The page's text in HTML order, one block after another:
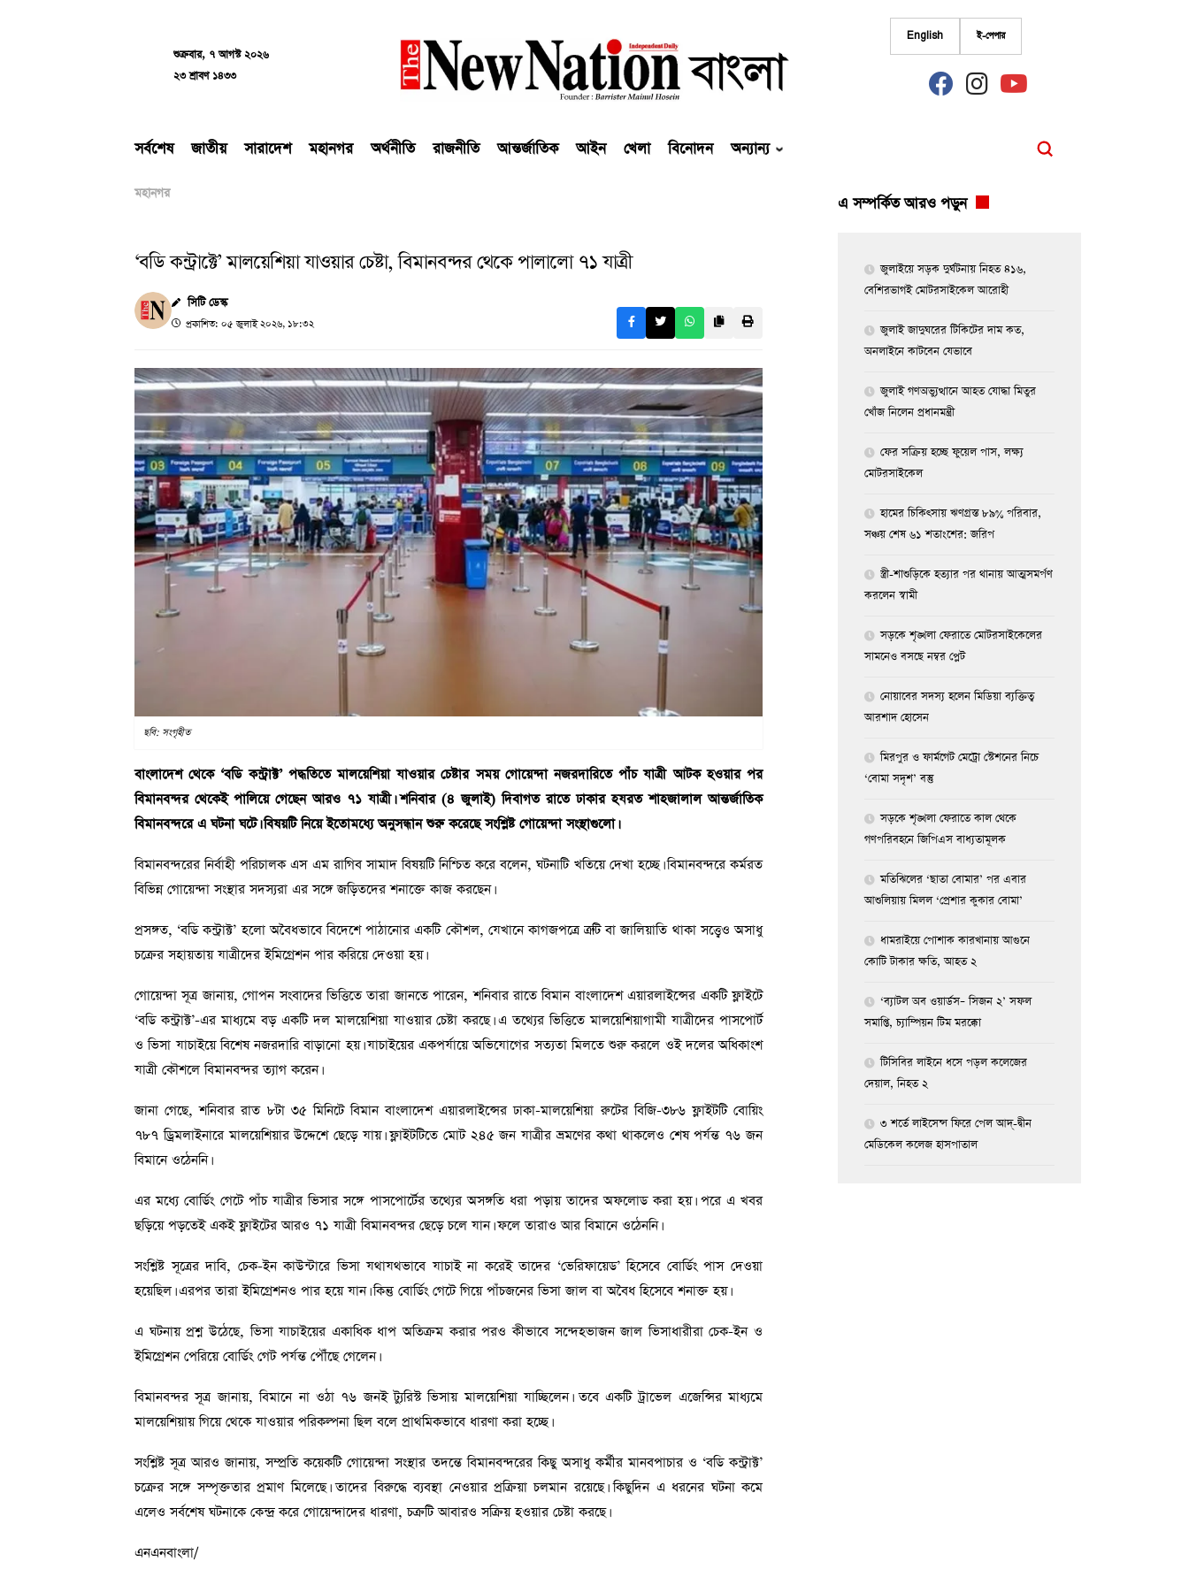
শুক্রবার, ৭ আগস্ট ২০২৬
২৩ শ্রাবণ ১৪৩৩
English ই-পেপার
fab
fa-
fab
fa-
fab
fa-
সর্বশেষ জাতীয় সারাদেশ মহানগর অর্থনীতি রাজনীতি আন্তর্জাতিক আইন খেলা বিনোদন অন্যান্য
মহানগর
‘বডি কন্ট্রাক্টে’ মালয়েশিয়া যাওয়ার চেষ্টা, বিমানবন্দর থেকে পালালো ৭১ যাত্রী
সিটি ডেস্ক
প্রকাশিত: ০৫ জুলাই ২০২৬, ১৮:৩২
ছবি: সংগৃহীত
বাংলাদেশ থেকে ‘বডি কন্ট্রাক্ট’ পদ্ধতিতে মালয়েশিয়া যাওয়ার চেষ্টার সময় গোয়েন্দা নজরদারিতে পাঁচ যাত্রী আটক হওয়ার পর
বিমানবন্দর থেকেই পালিয়ে গেছেন আরও ৭১ যাত্রী। শনিবার (৪ জুলাই) দিবাগত রাতে ঢাকার হযরত শাহজালাল আন্তর্জাতিক
বিমানবন্দরে এ ঘটনা ঘটে। বিষয়টি নিয়ে ইতোমধ্যে অনুসন্ধান শুরু করেছে সংশ্লিষ্ট গোয়েন্দা সংস্থাগুলো।
বিমানবন্দরের নির্বাহী পরিচালক এস এম রাগিব সামাদ বিষয়টি নিশ্চিত করে বলেন, ঘটনাটি খতিয়ে দেখা হচ্ছে। বিমানবন্দরে কর্মরত
বিভিন্ন গোয়েন্দা সংস্থার সদস্যরা এর সঙ্গে জড়িতদের শনাক্তে কাজ করছেন।
প্রসঙ্গত, ‘বডি কন্ট্রাক্ট’ হলো অবৈধভাবে বিদেশে পাঠানোর একটি কৌশল, যেখানে কাগজপত্রে ত্রুটি বা জালিয়াতি থাকা সত্ত্বেও অসাধু
চক্রের সহায়তায় যাত্রীদের ইমিগ্রেশন পার করিয়ে দেওয়া হয়।
গোয়েন্দা সূত্র জানায়, গোপন সংবাদের ভিত্তিতে তারা জানতে পারেন, শনিবার রাতে বিমান বাংলাদেশ এয়ারলাইন্সের একটি ফ্লাইটে
‘বডি কন্ট্রাক্ট’-এর মাধ্যমে বড় একটি দল মালয়েশিয়া যাওয়ার চেষ্টা করছে। এ তথ্যের ভিত্তিতে মালয়েশিয়াগামী যাত্রীদের পাসপোর্ট
ও ভিসা যাচাইয়ে বিশেষ নজরদারি বাড়ানো হয়। যাচাইয়ের একপর্যায়ে অভিযোগের সত্যতা মিলতে শুরু করলে ওই দলের অধিকাংশ
যাত্রী কৌশলে বিমানবন্দর ত্যাগ করেন।
জানা গেছে, শনিবার রাত ৮টা ৩৫ মিনিটে বিমান বাংলাদেশ এয়ারলাইন্সের ঢাকা-মালয়েশিয়া রুটের বিজি-৩৮৬ ফ্লাইটটি বোয়িং
৭৮৭ ড্রিমলাইনারে মালয়েশিয়ার উদ্দেশে ছেড়ে যায়। ফ্লাইটটিতে মোট ২৪৫ জন যাত্রীর ভ্রমণের কথা থাকলেও শেষ পর্যন্ত ৭৬ জন
বিমানে ওঠেননি।
এর মধ্যে বোর্ডিং গেটে পাঁচ যাত্রীর ভিসার সঙ্গে পাসপোর্টের তথ্যের অসঙ্গতি ধরা পড়ায় তাদের অফলোড করা হয়। পরে এ খবর
ছড়িয়ে পড়তেই একই ফ্লাইটের আরও ৭১ যাত্রী বিমানবন্দর ছেড়ে চলে যান। ফলে তারাও আর বিমানে ওঠেননি।
সংশ্লিষ্ট সূত্রের দাবি, চেক-ইন কাউন্টারে ভিসা যথাযথভাবে যাচাই না করেই তাদের ‘ভেরিফায়েড’ হিসেবে বোর্ডিং পাস দেওয়া
হয়েছিল। এরপর তারা ইমিগ্রেশনও পার হয়ে যান। কিন্তু বোর্ডিং গেটে গিয়ে পাঁচজনের ভিসা জাল বা অবৈধ হিসেবে শনাক্ত হয়।
এ ঘটনায় প্রশ্ন উঠেছে, ভিসা যাচাইয়ের একাধিক ধাপ অতিক্রম করার পরও কীভাবে সন্দেহভাজন জাল ভিসাধারীরা চেক-ইন ও
ইমিগ্রেশন পেরিয়ে বোর্ডিং গেট পর্যন্ত পৌঁছে গেলেন।
বিমানবন্দর সূত্র জানায়, বিমানে না ওঠা ৭৬ জনই ট্যুরিস্ট ভিসায় মালয়েশিয়া যাচ্ছিলেন। তবে একটি ট্রাভেল এজেন্সির মাধ্যমে
মালয়েশিয়ায় গিয়ে থেকে যাওয়ার পরিকল্পনা ছিল বলে প্রাথমিকভাবে ধারণা করা হচ্ছে।
সংশ্লিষ্ট সূত্র আরও জানায়, সম্প্রতি কয়েকটি গোয়েন্দা সংস্থার তদন্তে বিমানবন্দরের কিছু অসাধু কর্মীর মানবপাচার ও ‘বডি কন্ট্রাক্ট’
চক্রের সঙ্গে সম্পৃক্ততার প্রমাণ মিলেছে। তাদের বিরুদ্ধে ব্যবস্থা নেওয়ার প্রক্রিয়া চলমান রয়েছে। কিছুদিন এ ধরনের ঘটনা কমে
এলেও সর্বশেষ ঘটনাকে কেন্দ্র করে গোয়েন্দাদের ধারণা, চক্রটি আবারও সক্রিয় হওয়ার চেষ্টা করছে।
এনএনবাংলা/
এ সম্পর্কিত আরও পড়ুন
জুলাইয়ে সড়ক দুর্ঘটনায় নিহত ৪১৬,
বেশিরভাগই মোটরসাইকেল আরোহী
জুলাই জাদুঘরের টিকিটের দাম কত,
অনলাইনে কাটবেন যেভাবে
জুলাই গণঅভ্যুত্থানে আহত যোদ্ধা মিতুর
খোঁজ নিলেন প্রধানমন্ত্রী
ফের সক্রিয় হচ্ছে ফুয়েল পাস, লক্ষ্য
মোটরসাইকেল
হামের চিকিৎসায় ঋণগ্রস্ত ৮৯% পরিবার,
সঞ্চয় শেষ ৬১ শতাংশের: জরিপ
স্ত্রী-শাশুড়িকে হত্যার পর থানায় আত্মসমর্পণ
করলেন স্বামী
সড়কে শৃঙ্খলা ফেরাতে মোটরসাইকেলের
সামনেও বসছে নম্বর প্লেট
নোয়াবের সদস্য হলেন মিডিয়া ব্যক্তিত্ব
আরশাদ হোসেন
মিরপুর ও ফার্মগেট মেট্রো স্টেশনের নিচে
‘বোমা সদৃশ’ বস্তু
সড়কে শৃঙ্খলা ফেরাতে কাল থেকে
গণপরিবহনে জিপিএস বাধ্যতামূলক
মতিঝিলের ‘ছাতা বোমার’ পর এবার
আশুলিয়ায় মিলল ‘প্রেশার কুকার বোমা’
ধামরাইয়ে পোশাক কারখানায় আগুনে
কোটি টাকার ক্ষতি, আহত ২
‘ব্যাটল অব ওয়ার্ডস– সিজন ২’ সফল
সমাপ্তি, চ্যাম্পিয়ন টিম মরক্কো
টিসিবির লাইনে ধসে পড়ল কলেজের
দেয়াল, নিহত ২
৩ শর্তে লাইসেন্স ফিরে পেল আদ্-দ্বীন
মেডিকেল কলেজ হাসপাতাল